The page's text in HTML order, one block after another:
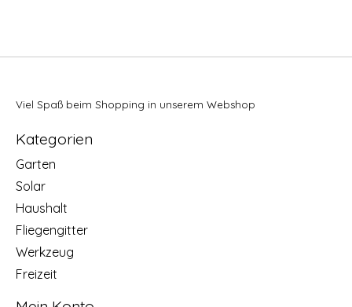
Viel Spaß beim Shopping in unserem Webshop
Kategorien
Garten
Solar
Haushalt
Fliegengitter
Werkzeug
Freizeit